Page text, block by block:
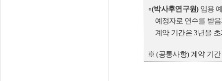
∘(박사후연구원) 임용
예정자로 연수를 받
계약 기간은3년을
※(공통사항) 계약 기